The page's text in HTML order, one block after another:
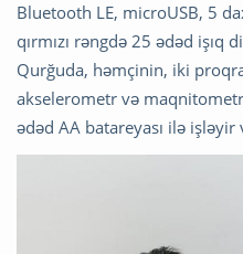
Bluetooth LE, microUSB, 5
qırmızı rəngdə 25 ədəd işıq
Qurğuda, həmçinin, iki
akselerometr və
ədəd AA batareyası ilə